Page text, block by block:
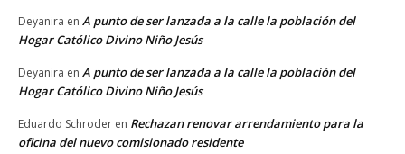
Deyanira en A punto de ser lanzada a la calle la población del
Hogar Católico Divino Niño Jesús
Deyanira en A punto de ser lanzada a la calle la población del
Hogar Católico Divino Niño Jesús
Eduardo Schroder en Rechazan renovar arrendamiento para la
oficina del nuevo comisionado residente